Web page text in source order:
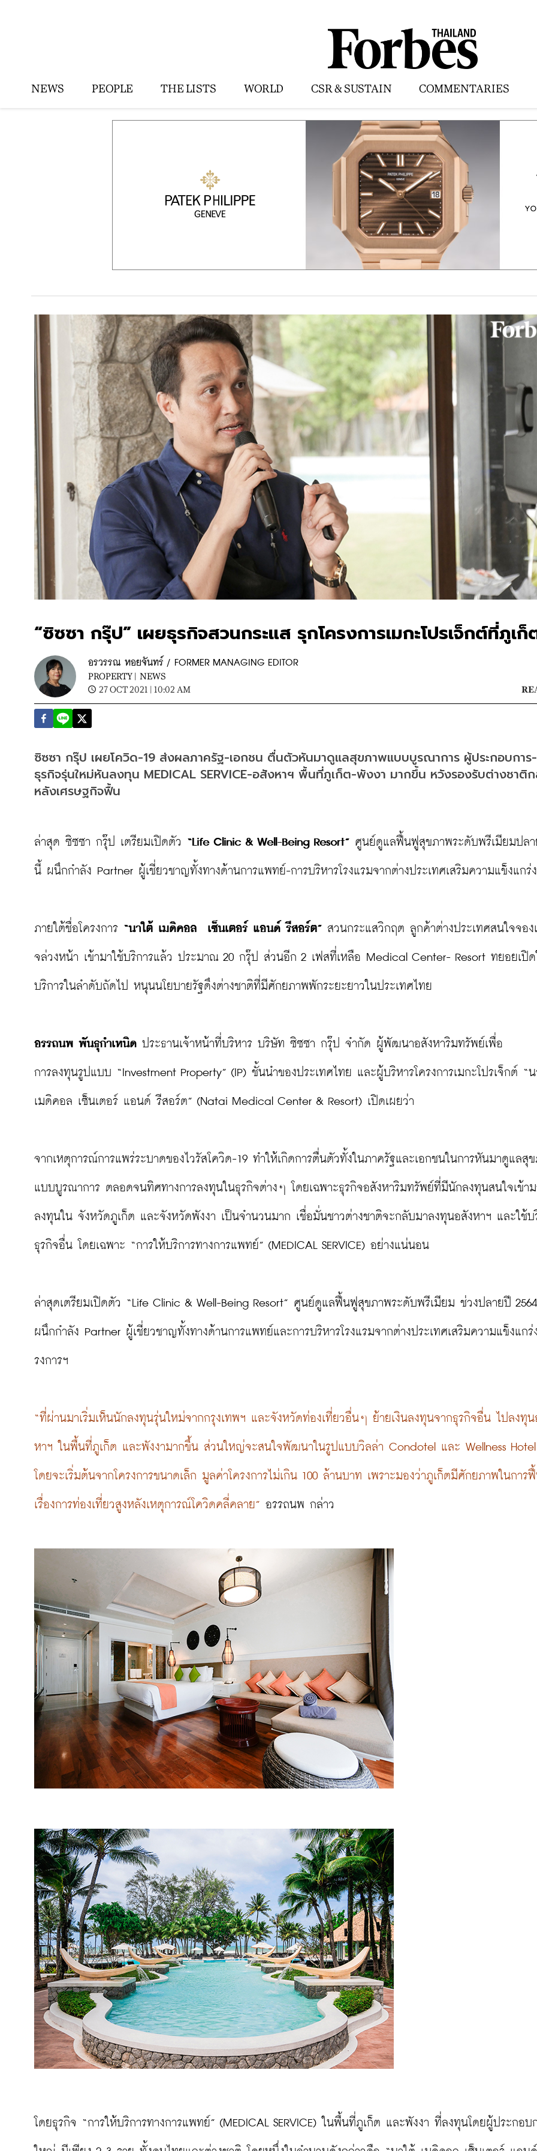
NEWS PEOPLE THE LISTS WORLD CSR & SUSTAIN COMMENTARIES
“ซิซซา กรุ๊ป” เผยธุรกิจสวนกระแส รุกโครงการเมกะโปรเจ็กต์ที่ภูเก็
อรวรรณ หอยจันทร์ / FORMER MANAGING EDITOR
PROPERTY | NEWS
27 OCT 2021 | 10:02 AM
ซิซซา กรุ๊ป เผยโควิด-19 ส่งผลภาครัฐ-เอกชน ตื่นตัวหันมาดูแลสุขภาพแบบบูรณาการ ผู้ประกอบการ
ธุรกิจรุ่นใหม่หันลงทุน MEDICAL SERVICE-อสังหาฯ พื้นที่ภูเก็ต-พังงา มากขึ้น หวังรองรับต่างชาติ
หลังเศรษฐกิจฟื้น
ล่าสุด ซิซซา กรุ๊ป เตรียมเปิดตัว “Life Clinic & Well-Being Resort” ศูนย์ดูแลฟื้นฟูสุขภาพระดับพรีเมียมปลา
นี้ ผนึกกำลัง Partner ผู้เชี่ยวชาญทั้งทางด้านการแพทย์-การบริหารโรงแรมจากต่างประเทศเสริมความแข็งแกร่ง
ภายใต้ชื่อโครงการ “นาใต้ เมดิคอล  เซ็นเตอร์ แอนด์ รีสอร์ต” สวนกระแสวิกฤต ลูกค้าต่างประเทศสนใจจอง
จล่วงหน้า เข้ามาใช้บริการแล้ว ประมาณ 20 กรุ๊ป ส่วนอีก 2 เฟสที่เหลือ Medical Center- Resort ทยอยเปิด
บริการในลำดับถัดไป หนุนนโยบายรัฐดึงต่างชาติที่มีศักยภาพพักระยะยาวในประเทศไทย
อรรถนพ พันธุกำเหนิด ประธานเจ้าหน้าที่บริหาร บริษัท ซิซซา กรุ๊ป จำกัด ผู้พัฒนาอสังหาริมทรัพย์เพื่อ
การลงทุนรูปแบบ “Investment Property” (IP) ชั้นนำของประเทศไทย และผู้บริหารโครงการเมกะโปรเจ็กต์ “น
เมดิคอล เซ็นเตอร์ แอนด์ รีสอร์ต” (Natai Medical Center & Resort) เปิดเผยว่า
จากเหตุการณ์การแพร่ระบาดของไวรัสโควิด-19 ทำให้เกิดการตื่นตัวทั้งในภาครัฐและเอกชนในการหันมาดูแลสุ
แบบบูรณาการ ตลอดจนทิศทางการลงทุนในธุรกิจต่างๆ โดยเฉพาะธุรกิจอสังหาริมทรัพย์ที่มีนักลงทุนสนใจเข้าม
ลงทุนใน จังหวัดภูเก็ต และจังหวัดพังงา เป็นจำนวนมาก เชื่อมั่นชาวต่างชาติจะกลับมาลงทุนอสังหาฯ และใช้บ
ธุรกิจอื่น โดยเฉพาะ “การให้บริการทางการแพทย์” (MEDICAL SERVICE) อย่างแน่นอน
ล่าสุดเตรียมเปิดตัว “Life Clinic & Well-Being Resort” ศูนย์ดูแลฟื้นฟูสุขภาพระดับพรีเมียม ช่วงปลายปี
ผนึกกำลัง Partner ผู้เชี่ยวชาญทั้งทางด้านการแพทย์และการบริหารโรงแรมจากต่างประเทศเสริมความแข็งแกร่
รงการฯ
“ที่ผ่านมาเริ่มเห็นนักลงทุนรุ่นใหม่จากกรุงเทพฯ และจังหวัดท่องเที่ยวอื่นๆ ย้ายเงินลงทุนจากธุรกิจอื่น ไปลงทุน
หาฯ ในพื้นที่ภูเก็ต และพังงามากขึ้น ส่วนใหญ่จะสนใจพัฒนาในรูปแบบวิลล่า Condotel และ Wellness Hotel
โดยจะเริ่มต้นจากโครงการขนาดเล็ก มูลค่าโครงการไม่เกิน 100 ล้านบาท เพราะมองว่าภูเก็ตมีศักยภาพในการ
เรื่องการท่องเที่ยวสูงหลังเหตุการณ์โควิดคลี่คลาย” อรรถนพ กล่าว
โดยธุรกิจ “การให้บริการทางการแพทย์” (MEDICAL SERVICE) ในพื้นที่ภูเก็ต และพังงา ที่ลงทุนโดยผู้ประกอบ